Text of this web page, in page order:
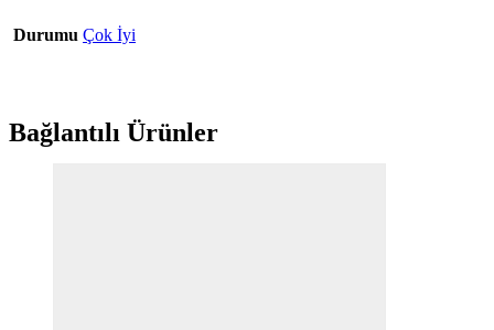
Durumu Çok İyi
Bağlantılı Ürünler